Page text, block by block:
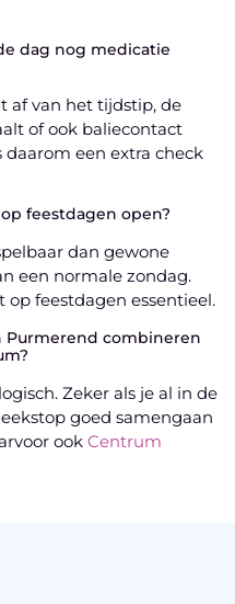
dag nog medicatie
af van het tijdstip, de
of ook baliecontact
een extra check
feestdagen open?
dan gewone
een normale zondag.
op feestdagen essentieel.
Purmerend combineren
Zeker als je al in de
goed samengaan
ookCentrum